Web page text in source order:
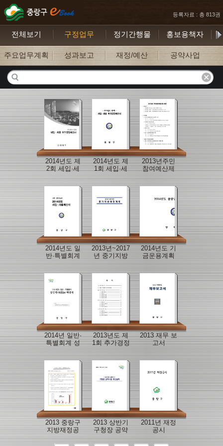
등록자료 : 총 813권
전체보기 구정업무 정기간행물 홍보용책자
주요업무계획 성과보고 재정/예산 공약사업
2014년도 제
2회 세입·세
2014년도 제
1회 세입·세
2013년주민
참여예산제
2014년도 일
반·특별회계
2013년~2017
년 중기지방
2014년도 기
금운용계획
2014년 일반·
특별회계 성
2013년도 제
1회 추가경정
2013 재무 보
고서
2013 중랑구
지방재정공
2013 상반기
구청장 공약
2011년 재정
공시